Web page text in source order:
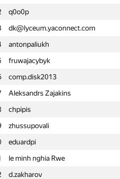
q0o0p
dk@lyceum.yaconnect.com
antonpaliukh
fruwajacybyk
comp.disk2013
Aleksandrs Zajakins
chpipis
zhussupovali
eduardpi
le minh nghia Rwe
d.zakharov